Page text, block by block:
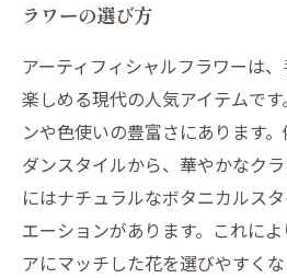
ラワーの選び方
アーティフィシャルフラワーは
楽しめる現代の人気アイテムで
ンや色使いの豊富さにあります
ダンスタイルから、華やかなク
にはナチュラルなボタニカルス
エーションがあります。これに
アにマッチした花を選びやすく